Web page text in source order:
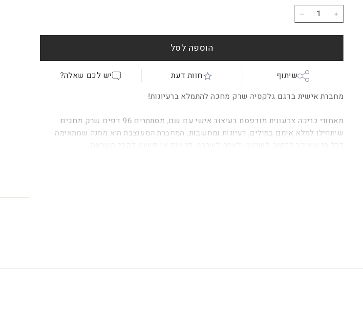
− +
הוספה לסל
שיתוף חוות דעת
יש לכם שאלה?
מחברת אישית בדגם גלקסיה שרק מחכה להתמלא ברעיונות!
מאחורי כריכה צבעונית מודפסת בעיצוב אישי עם שם, מסתתרים 96 דפים שרק מחכים
שיתחילו למלא אותם במילים, רעיונות ומחשבות. המחברת המעוצבת היא מתנה שמתאימה